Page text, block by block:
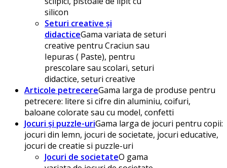
silicon
Seturi creative și
didacticeGama variata de seturi
creative pentru Craciun sau
Iepuras ( Paste), pentru
prescolare sau scolari, seturi
didactice, seturi creative
Articole petrecereGama larga de produse pentru
petrecere: litere si cifre din aluminiu, coifuri,
baloane colorate sau cu model, confetti
Jocuri și puzzle-uriGama larga de jocuri pentru copii:
jocuri din lemn, jocuri de societate, jocuri educative,
jocuri de creatie si puzzle-uri
Jocuri de societateO gama